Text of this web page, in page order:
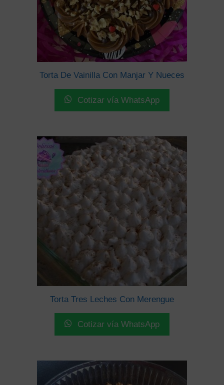
Torta De Vainilla Con Manjar Y Nueces
Cotizar vía WhatsApp
Torta Tres Leches Con Merengue
Cotizar vía WhatsApp